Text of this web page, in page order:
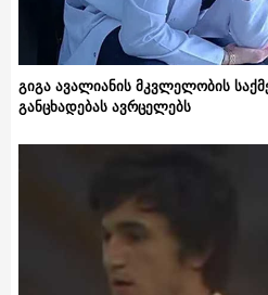
გიგა ავალიანის მკვლელობის
განცხადებას ავრცელებს